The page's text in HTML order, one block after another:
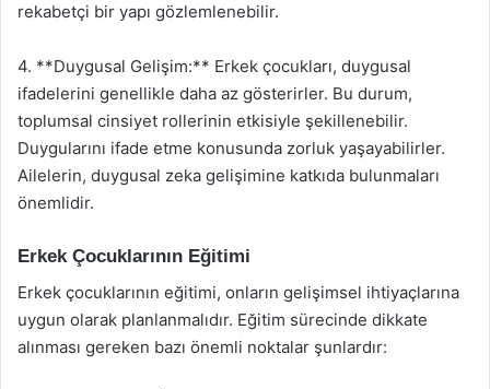
rekabetçi bir yapı gözlemlenebilir.
4. **Duygusal Gelişim:** Erkek çocukları, duygusal
ifadelerini genellikle daha az gösterirler. Bu durum,
toplumsal cinsiyet rollerinin etkisiyle şekillenebilir.
Duygularını ifade etme konusunda zorluk yaşayabilirler.
Ailelerin, duygusal zeka gelişimine katkıda bulunmaları
önemlidir.
Erkek Çocuklarının Eğitimi
Erkek çocuklarının eğitimi, onların gelişimsel ihtiyaçlarına
uygun olarak planlanmalıdır. Eğitim sürecinde dikkate
alınması gereken bazı önemli noktalar şunlardır: